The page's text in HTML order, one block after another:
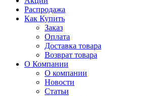
Распродажа
Как Купить
Заказ
Оплата
Доставка товара
Возврат товара
О Компании
О компании
Новости
Статьи